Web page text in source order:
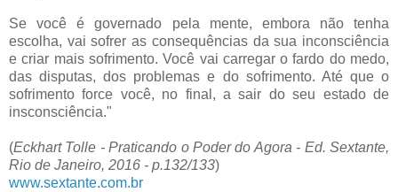
Se você é governado pela mente, embora não tenha
escolha, vai sofrer as consequências da sua inconsciência
e criar mais sofrimento. Você vai carregar o fardo do medo,
das disputas, dos problemas e do sofrimento. Até que o
sofrimento force você, no final, a sair do seu estado de
insconsciência."
(Eckhart Tolle - Praticando o Poder do Agora - Ed. Sextante,
Rio de Janeiro, 2016 - p.132/133)
www.sextante.com.br